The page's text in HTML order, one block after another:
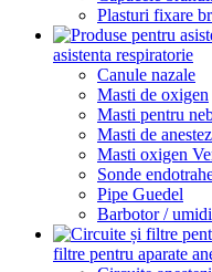
Plasturi fixare
asistenta respiratorie
Canule nazale
Masti de oxigen
Masti pentru
Masti de
Masti oxigen
Sonde
Pipe Guedel
Barbotor /
filtre pentru aparate